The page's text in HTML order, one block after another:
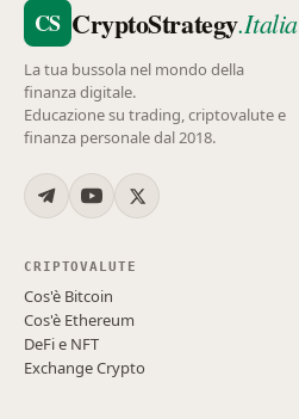
CS CryptoStrategy.Italia
La tua bussola nel mondo della
finanza digitale.
Educazione su trading, criptovalute e
finanza personale dal 2018.
CRIPTOVALUTE
Cos'è Bitcoin
Cos'è Ethereum
DeFi e NFT
Exchange Crypto